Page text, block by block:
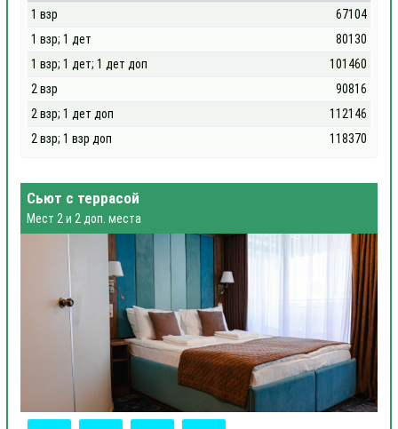
1 взр
67104
1 взр; 1 дет
80130
1 взр; 1 дет; 1 дет доп
101460
2 взр
90816
2 взр; 1 дет доп
112146
2 взр; 1 взр доп
118370
Сьют с террасой
Мест 2 и 2 доп. места